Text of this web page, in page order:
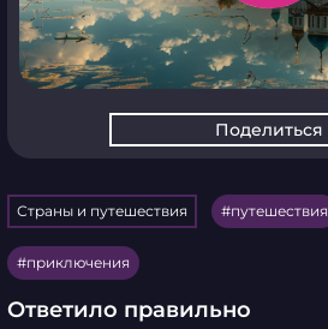
Поделиться
Страны и путешествия путешествия
приключения
Ответило правильно